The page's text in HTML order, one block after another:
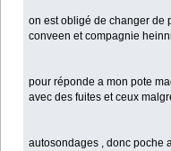
on est obligé de changer de
conveen et compagnie
pour réponde a mon pote
avec des fuites et ceux
autosondages , donc poche